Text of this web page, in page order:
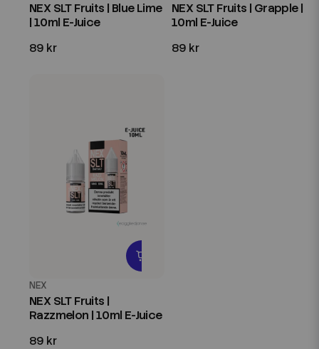
NEX SLT Fruits | Blue Lime
| 10ml E-Juice
89 kr
NEX SLT Fruits | Grapple |
10ml E-Juice
89 kr
NEX
NEX SLT Fruits |
Razzmelon | 10ml E-Juice
89 kr